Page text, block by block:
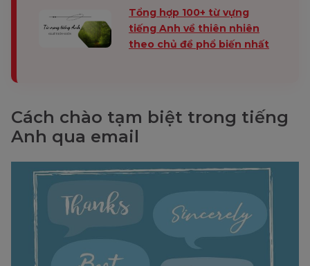
chuyện đột ngột.
Tổng hợp 100+ từ vựng
tiếng Anh về thiên nhiên
theo chủ đề phổ biến nhất
Cách chào tạm biệt trong tiếng
Anh qua email